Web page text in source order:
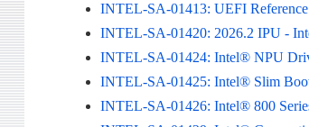
INTEL-SA-01413: UEFI
INTEL-SA-01420: 2026.2 IPU -
INTEL-SA-01424: Intel® NPU
INTEL-SA-01425: Intel® Slim
INTEL-SA-01426: Intel® 800